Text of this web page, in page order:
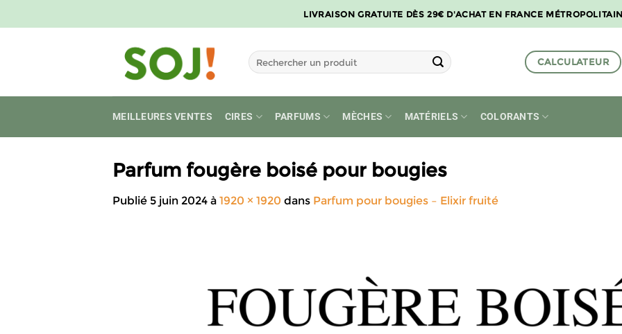
au
LIVRAISON GRATUITE DÈS 29€ D'ACHAT EN FRANCE
Recherche
pour :
CALCULATEUR
MEILLEURES VENTES CIRES PARFUMS MÈCHES MATÉRIELS COLORANTS
Parfum fougère boisé pour bougies
Publié 5 juin 2024 à 1920 × 1920 dans Parfum pour bougies – Elixir fruité